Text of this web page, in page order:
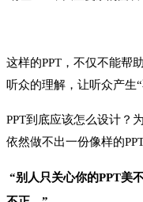
这样的PPT，不仅不能帮
听众的理解，让听众产生“
PPT到底应该怎么设计？
依然做不出一份像样的
“别人只关心你的PPT美